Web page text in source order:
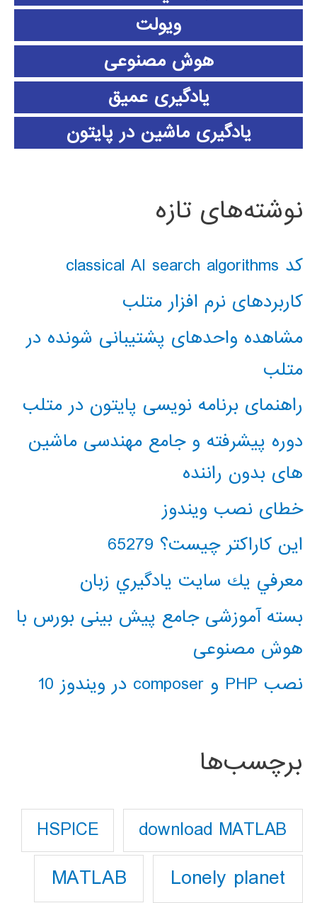
ویولت
هوش مصنوعی
یادگیری عمیق
یادگیری ماشین در پایتون
نوشته‌های تازه
کد classical AI search algorithms
کاربردهای نرم افزار متلب
مشاهده واحدهای پشتیبانی شونده در
متلب
راهنمای برنامه نویسی پایتون در متلب
دوره پیشرفته و جامع مهندسی ماشین
های بدون راننده
خطای نصب ویندوز
این کاراکتر چیست؟ 65279
معرفي يك سايت يادگيري زبان
بسته آموزشی جامع پیش بینی بورس با
هوش مصنوعی
نصب PHP و composer در ویندوز 10
برچسب‌ها
download MATLAB
HSPICE
Lonely planet
MATLAB